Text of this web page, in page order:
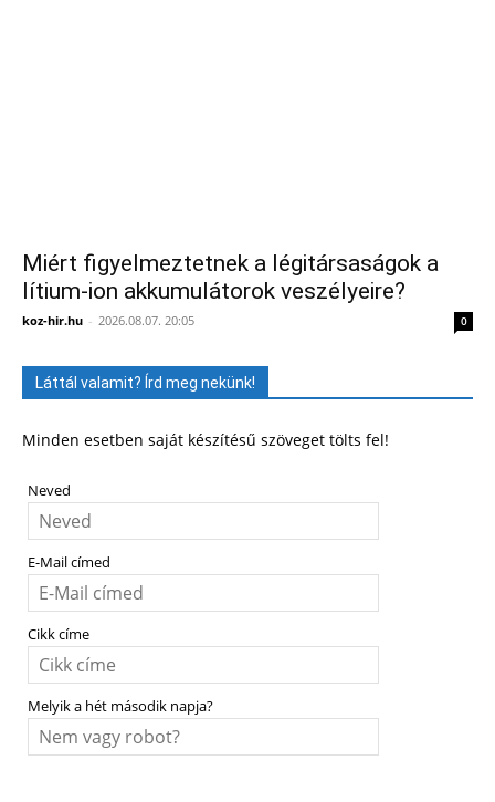
Miért figyelmeztetnek a légitársaságok a
lítium-ion akkumulátorok veszélyeire?
koz-hir.hu - 2026.08.07. 20:05 0
Láttál valamit? Írd meg nekünk!
Minden esetben saját készítésű szöveget tölts fel!
Neved
E-Mail címed
Cikk címe
Melyik a hét második napja?